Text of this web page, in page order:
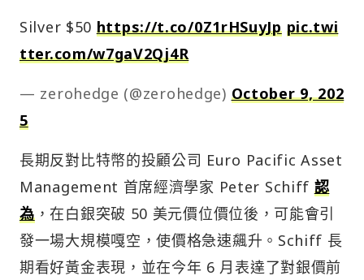
Silver $50 https://t.co/0Z1rHSuyJp pic.twi
tter.com/w7gaV2Qj4R
— zerohedge (@zerohedge) October 9, 202
5
長期反對比特幣的投顧公司 Euro Pacific Asset
Management 首席經濟學家 Peter Schiff 認
為，在白銀突破 50 美元價位價位後，可能會引
發一場大規模嘎空，使價格急速飆升。Schiff 長
期看好黃金表現，並在今年 6 月表達了對銀價前